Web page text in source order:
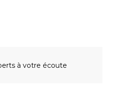
à votre écoute